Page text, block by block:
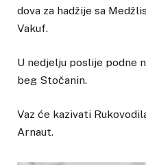
dova za hadžije sa
Vakuf.
U nedjelju poslije podne
beg Stočanin.
Vaz će kazivati
Arnaut.